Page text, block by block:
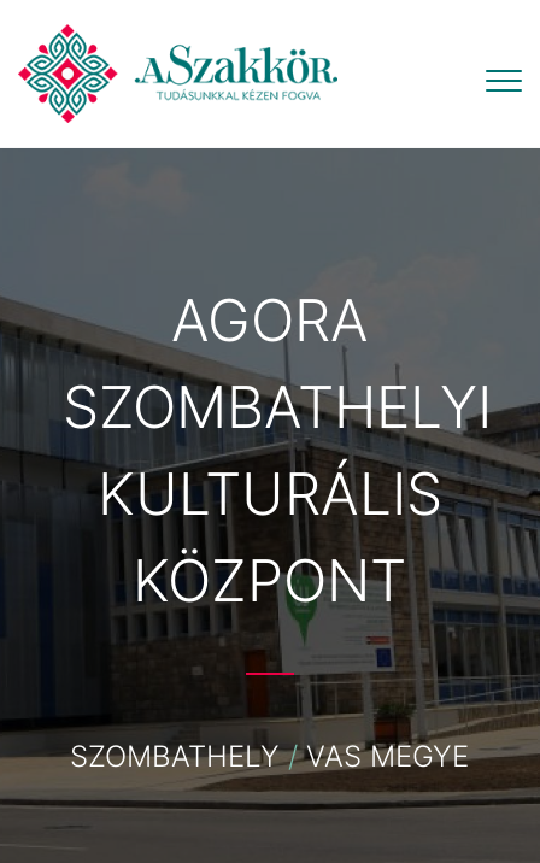
AGORA
SZOMBATHELYI
KULTURÁLIS
KÖZPONT
SZOMBATHELY/VAS MEGYE